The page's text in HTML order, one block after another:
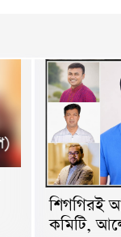
শিগগিরই
কমিটি,